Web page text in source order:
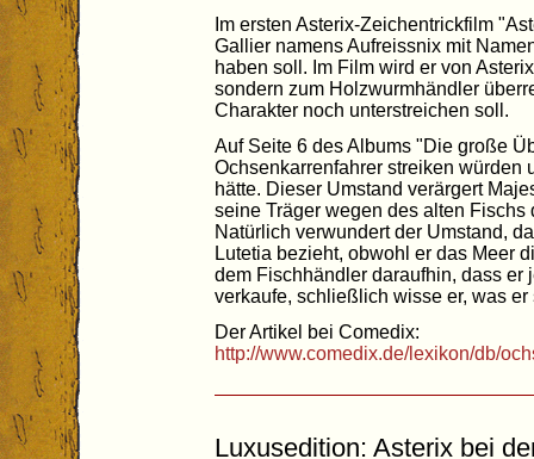
Im ersten Asterix-Zeichentrickfilm
Gallier namens Aufreissnix mit
haben soll. Im Film wird er von
sondern zum Holzwurmhändler
Charakter noch unterstreichen soll.
Auf Seite 6 des Albums "Die große
Ochsenkarrenfahrer streiken würden
hätte. Dieser Umstand verärgert
seine Träger wegen des alten Fischs
Natürlich verwundert der Umstand,
Lutetia bezieht, obwohl er das Meer
dem Fischhändler daraufhin, dass er
verkaufe, schließlich wisse er, was
Der Artikel bei Comedix:
http://www.comedix.de/lexikon/db/
Luxusedition: Asterix bei